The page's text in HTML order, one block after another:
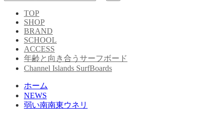
TOP
SHOP
BRAND
SCHOOL
ACCESS
年齢と向き合うサーフボード
Channel Islands SurfBoards
ホーム
NEWS
弱い南南東ウネリ